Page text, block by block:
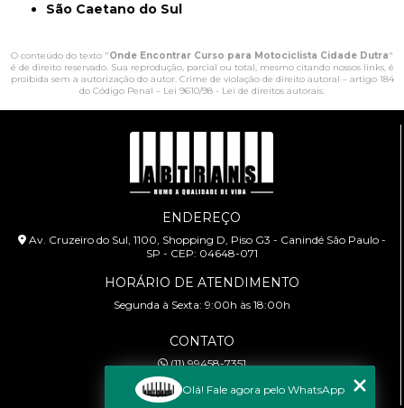
São Caetano do Sul
O conteúdo do texto "Onde Encontrar Curso para Motociclista Cidade Dutra"
é de direito reservado. Sua reprodução, parcial ou total, mesmo citando nossos links, é
proibida sem a autorização do autor. Crime de violação de direito autoral – artigo 184
do Código Penal – Lei 9610/98 - Lei de direitos autorais.
ENDEREÇO
Av. Cruzeiro do Sul, 1100, Shopping D, Piso G3 - Canindé São Paulo -
SP - CEP: 04648-071
HORÁRIO DE ATENDIMENTO
Segunda à Sexta: 9:00h às 18:00h
CONTATO
(11) 99458-7351
cursoabtrans@gmail.com
Olá! Fale agora pelo WhatsApp